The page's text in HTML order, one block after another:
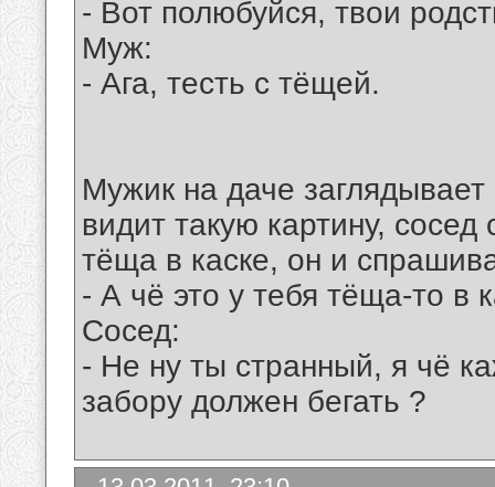
- Вот полюбуйся, твои
Муж:
- Ага, тесть с тёщей.
Мужик на даче
видит такую картину,
тёща в каске, он и
- А чё это у тебя тёща-то в
Сосед:
- Не ну ты странный, я чё
забору должен бегать ?